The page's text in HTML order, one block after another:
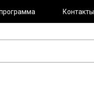
Контакты